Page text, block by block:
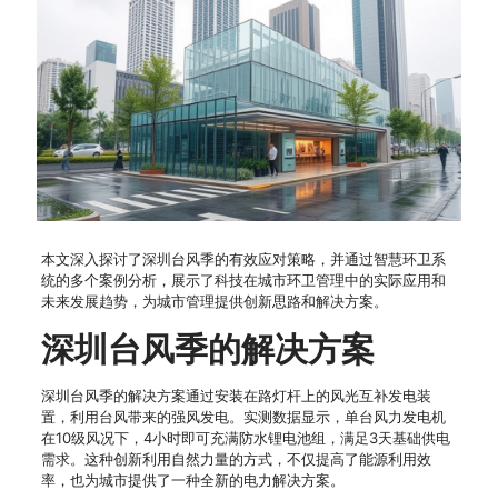
本文深入探讨了深圳台风季的有效应对策略，并通过智慧环卫系
统的多个案例分析，展示了科技在城市环卫管理中的实际应用和
未来发展趋势，为城市管理提供创新思路和解决方案。
深圳台风季的解决方案
深圳台风季的解决方案通过安装在路灯杆上的风光互补发电装
置，利用台风带来的强风发电。实测数据显示，单台风力发电机
在10级风况下，4小时即可充满防水锂电池组，满足3天基础供电
需求。这种创新利用自然力量的方式，不仅提高了能源利用效
率，也为城市提供了一种全新的电力解决方案。